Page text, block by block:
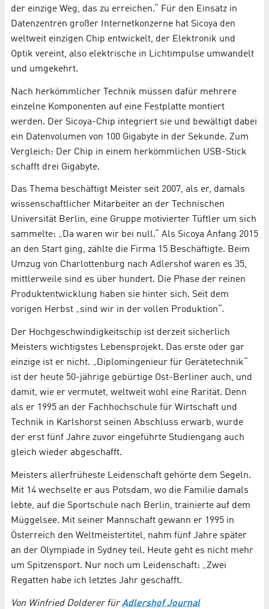
der einzige Weg, das zu erreichen.“ Für den Einsatz in
Datenzentren großer Internetkonzerne hat Sicoya den
weltweit einzigen Chip entwickelt, der Elektronik und
Optik vereint, also elektrische in Lichtimpulse umwandelt
und umgekehrt.
Nach herkömmlicher Technik müssen dafür mehrere
einzelne Komponenten auf eine Festplatte montiert
werden. Der Sicoya-Chip integriert sie und bewältigt dabei
ein Datenvolumen von 100 Gigabyte in der Sekunde. Zum
Vergleich: Der Chip in einem herkömmlichen USB-Stick
schafft drei Gigabyte.
Das Thema beschäftigt Meister seit 2007, als er, damals
wissenschaftlicher Mitarbeiter an der Technischen
Universität Berlin, eine Gruppe motivierter Tüftler um sich
sammelte: „Da waren wir bei null.“ Als Sicoya Anfang 2015
an den Start ging, zählte die Firma 15 Beschäftigte. Beim
Umzug von Charlottenburg nach Adlershof waren es 35,
mittlerweile sind es über hundert. Die Phase der reinen
Produktentwicklung haben sie hinter sich. Seit dem
vorigen Herbst „sind wir in der vollen Produktion“.
Der Hochgeschwindigkeitschip ist derzeit sicherlich
Meisters wichtigstes Lebensprojekt. Das erste oder gar
einzige ist er nicht. „Diplomingenieur für Gerätetechnik“
ist der heute 50-jährige gebürtige Ost-Berliner auch, und
damit, wie er vermutet, weltweit wohl eine Rarität. Denn
als er 1995 an der Fachhochschule für Wirtschaft und
Technik in Karlshorst seinen Abschluss erwarb, wurde
der erst fünf Jahre zuvor eingeführte Studiengang auch
gleich wieder abgeschafft.
Meisters allerfrüheste Leidenschaft gehörte dem Segeln.
Mit 14 wechselte er aus Potsdam, wo die Familie damals
lebte, auf die Sportschule nach Berlin, trainierte auf dem
Müggelsee. Mit seiner Mannschaft gewann er 1995 in
Österreich den Weltmeistertitel, nahm fünf Jahre später
an der Olympiade in Sydney teil. Heute geht es nicht mehr
um Spitzensport. Nur noch um Leidenschaft: „Zwei
Regatten habe ich letztes Jahr geschafft.
Von Winfried Dolderer fürAdlershof Journal